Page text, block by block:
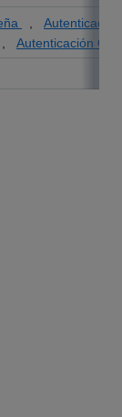
Autenticación